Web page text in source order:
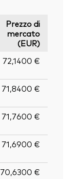
Prezzo di
mercato
(EUR)
72,1400 €
71,8400 €
71,7600 €
71,6900 €
70,6300 €